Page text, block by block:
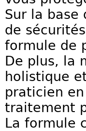
Sur la base
de
formule de
De plus, la
holistique
praticien
traitement
La formule